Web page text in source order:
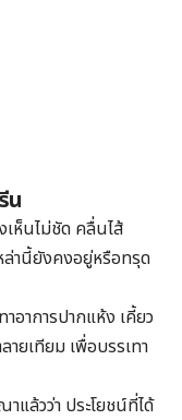
น
เห็นไม่ชัด คลื่นไส้
ล่านี้ยังคงอยู่หรือทรุด
อาการปากแห้ง เคี้ยว
ยเทียม เพื่อบรรเทา
าแล้วว่า ประโยชน์ที่ได้